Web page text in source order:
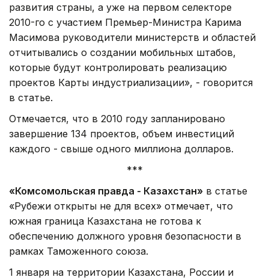
развития страны, а уже на первом селекторе
2010-го с участием Премьер-Министра Карима
Масимова руководители министерств и областей
отчитывались о создании мобильных штабов,
которые будут контролировать реализацию
проектов Карты индустриализации», - говорится
в статье.
Отмечается, что в 2010 году запланировано
завершение 134 проектов, объем инвестиций
каждого - свыше одного миллиона долларов.
***
«Комсомольская правда - Казахстан» в статье
«Рубежи открыты не для всех» отмечает, что
южная граница Казахстана не готова к
обеспечению должного уровня безопасности в
рамках Таможенного союза.
1 января на территории Казахстана, России и